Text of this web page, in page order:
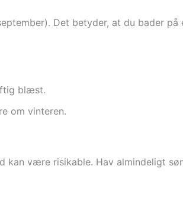
Det betyder, at du bader på
blæst.
om vinteren.
kan være risikable. Hav almindeligt